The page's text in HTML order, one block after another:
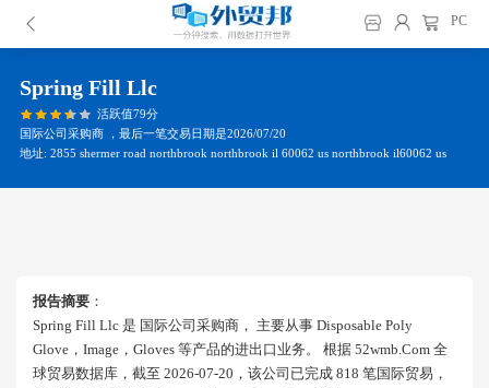
PC
Spring Fill Llc
活跃值79分
国际公司采购商 ，最后一笔交易日期是2026/07/20
地址: 2855 shermer road northbrook northbrook il 60062 us northbrook il60062 us
报告摘要 ：
Spring Fill Llc 是 国际公司采购商， 主要从事 Disposable Poly
Glove，image，gloves 等产品的进出口业务。 根据 52wmb.com 全
球贸易数据库，截至 2026-07-20，该公司已完成 818 笔国际贸易，